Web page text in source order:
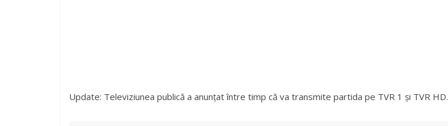
Update: Televiziunea publică a anunțat între timp că va transmite partida pe TVR 1 și TVR HD.